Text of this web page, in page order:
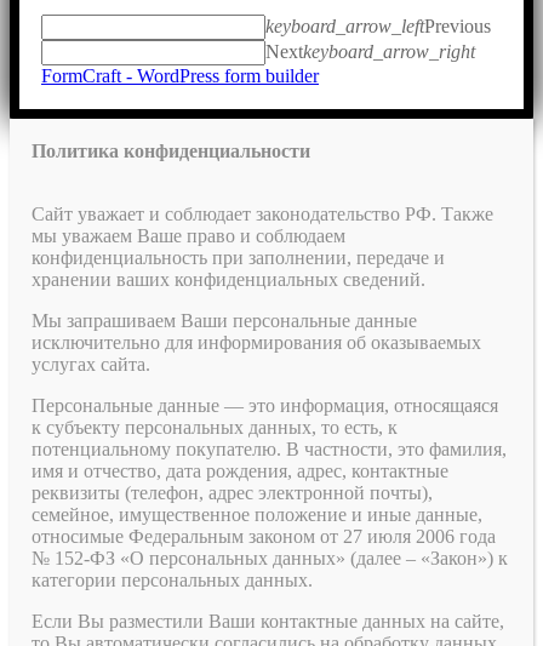
keyboard_arrow_leftPrevious
Nextkeyboard_arrow_right
FormCraft - WordPress form builder
Политика конфиденциальности
Сайт уважает и соблюдает законодательство РФ. Также
мы уважаем Ваше право и соблюдаем
конфиденциальность при заполнении, передаче и
хранении ваших конфиденциальных сведений.
Мы запрашиваем Ваши персональные данные
исключительно для информирования об оказываемых
услугах сайта.
Персональные данные — это информация, относящаяся
к субъекту персональных данных, то есть, к
потенциальному покупателю. В частности, это фамилия,
имя и отчество, дата рождения, адрес, контактные
реквизиты (телефон, адрес электронной почты),
семейное, имущественное положение и иные данные,
относимые Федеральным законом от 27 июля 2006 года
№ 152-ФЗ «О персональных данных» (далее – «Закон») к
категории персональных данных.
Если Вы разместили Ваши контактные данных на сайте,